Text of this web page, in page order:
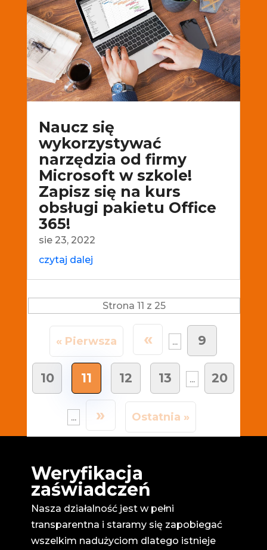
Naucz się
wykorzystywać
narzędzia od firmy
Microsoft w szkole!
Zapisz się na kurs
obsługi pakietu Office
365!
sie 23, 2022
czytaj dalej
Strona 11 z 25
« Pierwsza « ... 9
10 11 12 13 ... 20
... » Ostatnia »
Weryfikacja
zaświadczeń
Nasza działalność jest w pełni
transparentna i staramy się zapobiegać
wszelkim nadużyciom dlatego istnieje